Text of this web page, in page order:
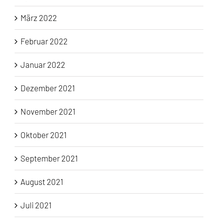
März 2022
Februar 2022
Januar 2022
Dezember 2021
November 2021
Oktober 2021
September 2021
August 2021
Juli 2021